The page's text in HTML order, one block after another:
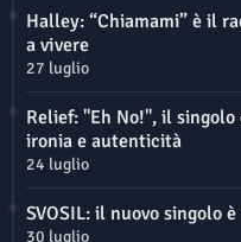
Halley: “Chiamami” è il
a vivere
27 luglio
Relief: "Eh No!", il
ironia e autenticità
24 luglio
SVOSIL: il nuovo singolo è
30 luglio